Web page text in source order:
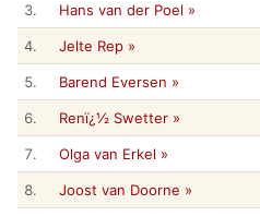
3. Hans van der Poel »
4. Jelte Rep »
5. Barend Eversen »
6. Renï¿½ Swetter »
7. Olga van Erkel »
8. Joost van Doorne »